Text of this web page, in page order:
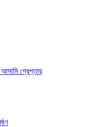
আসামি গ্রেপ্তার